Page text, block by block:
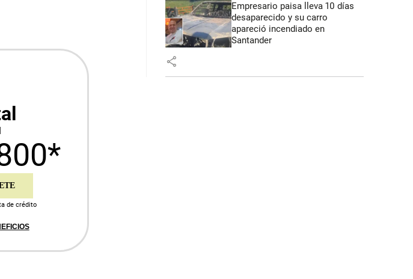
de crédito
Empresario paisa lleva 10 días
desaparecido y su carro
apareció incendiado en
Santander
share